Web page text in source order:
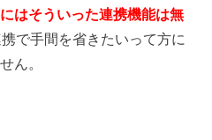
はそういった連携機能は無
で手間を省きたいって方に
ん。